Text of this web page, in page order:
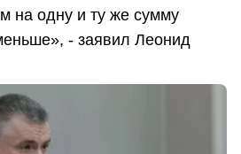
на одну и ту же сумму
- заявил Леонид